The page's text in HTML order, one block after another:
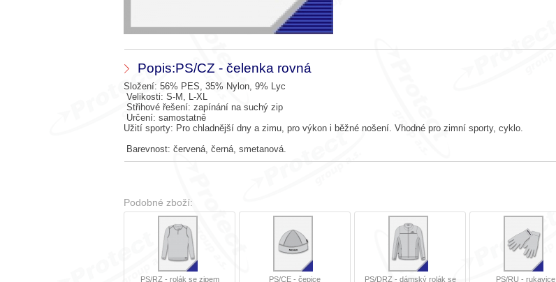
Popis:PS/CZ - čelenka rovná
Složení: 56% PES, 35% Nylon, 9% Lyc
Velikosti: S-M, L-XL
Střihové řešení: zapínání na suchý zip
Určení: samostatně
Užití sporty: Pro chladnější dny a zimu, pro výkon i běžné nošení. Vhodné pro zimní sporty, cyklo.
Barevnost: červená, černá, smetanová.
Podobné zboží:
PS/RZ - rolák se zipem PS/CE - čepice
PS/DRZ - dámský rolák se
PS/RU - rukavice